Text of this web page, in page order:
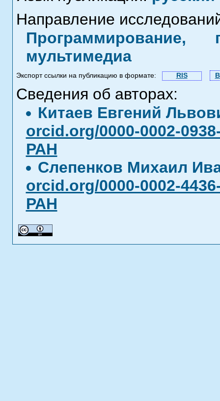
Направление
Программирование,
мультимедиа
Экспорт ссылки на публикацию в формате: RIS
Сведения об авторах:
Китаев Евгений
orcid.org/0000-0002-
РАН
Слепенков Михаил
orcid.org/0000-0002-
РАН